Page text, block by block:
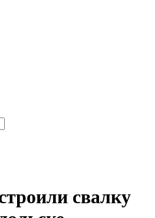
свалку